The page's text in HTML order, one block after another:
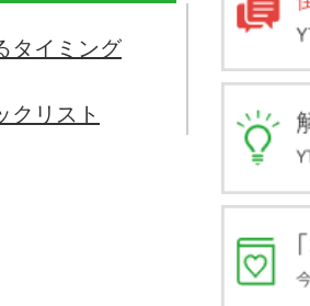
タイミング
クリスト